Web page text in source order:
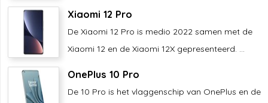
Xiaomi 12 Pro
De Xiaomi 12 Pro is medio 2022 samen met de
Xiaomi 12 en de Xiaomi 12X gepresenteerd. ...
OnePlus 10 Pro
De 10 Pro is het vlaggenschip van OnePlus en de